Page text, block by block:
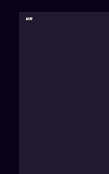
“”